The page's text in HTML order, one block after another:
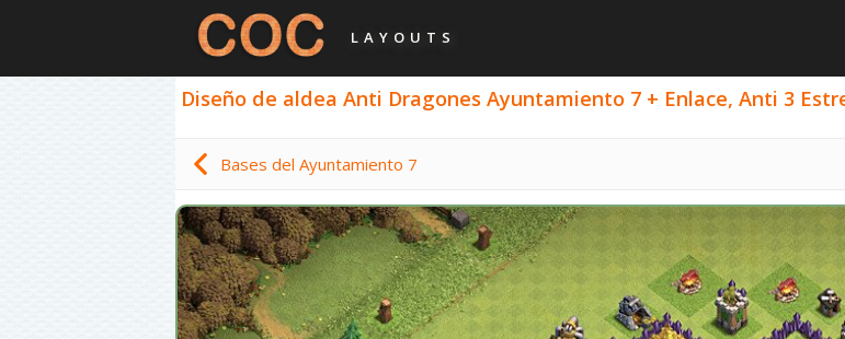
LAYOUTS
Diseño de aldea Anti Dragones Ayuntamiento 7 + Enlace, Anti 3
Bases del Ayuntamiento 7